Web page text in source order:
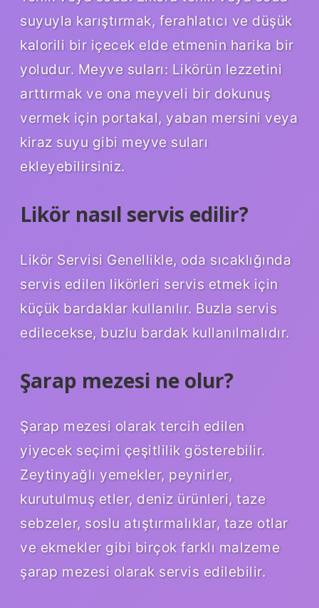
suyuyla karıştırmak, ferahlatıcı ve düşük
kalorili bir içecek elde etmenin harika bir
yoludur. Meyve suları: Likörün lezzetini
arttırmak ve ona meyveli bir dokunuş
vermek için portakal, yaban mersini veya
kiraz suyu gibi meyve suları
ekleyebilirsiniz.
Likör nasıl servis edilir?
Likör Servisi Genellikle, oda sıcaklığında
servis edilen likörleri servis etmek için
küçük bardaklar kullanılır. Buzla servis
edilecekse, buzlu bardak kullanılmalıdır.
Şarap mezesi ne olur?
Şarap mezesi olarak tercih edilen
yiyecek seçimi çeşitlilik gösterebilir.
Zeytinyağlı yemekler, peynirler,
kurutulmuş etler, deniz ürünleri, taze
sebzeler, soslu atıştırmalıklar, taze otlar
ve ekmekler gibi birçok farklı malzeme
şarap mezesi olarak servis edilebilir.